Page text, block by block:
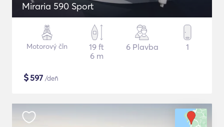
Miraria 590 Sport
Motorový čln
19 ft
6 m
6 Plavba 1
$597 /deň